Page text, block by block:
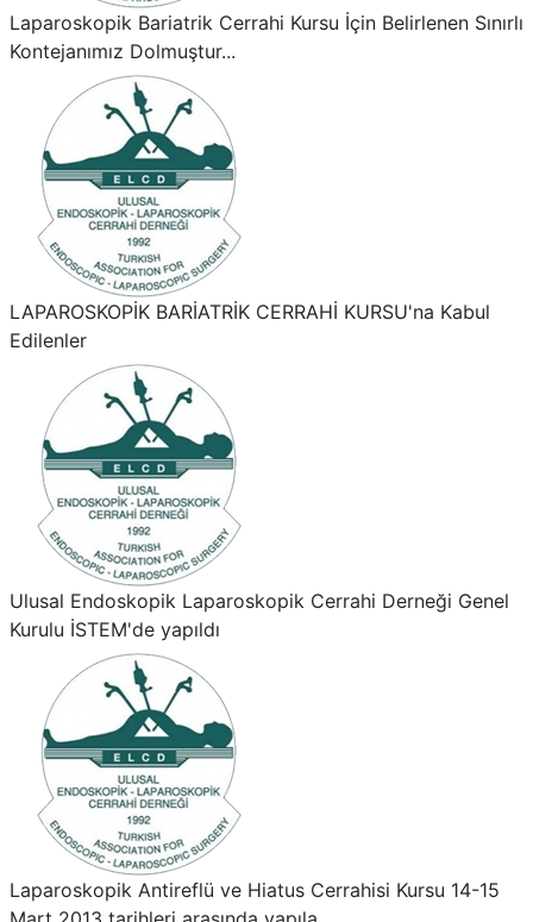
Laparoskopik Bariatrik Cerrahi Kursu İçin Belirlenen Sınırlı
Kontejanımız Dolmuştur...
LAPAROSKOPİK BARİATRİK CERRAHİ KURSU'na Kabul
Edilenler
Ulusal Endoskopik Laparoskopik Cerrahi Derneği Genel
Kurulu İSTEM'de yapıldı
Laparoskopik Antireflü ve Hiatus Cerrahisi Kursu 14-15